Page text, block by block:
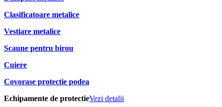
Clasificatoare metalice
Vestiare metalice
Scaune pentru birou
Cuiere
Covorase protectie podea
Echipamente de protectieVezi detalii